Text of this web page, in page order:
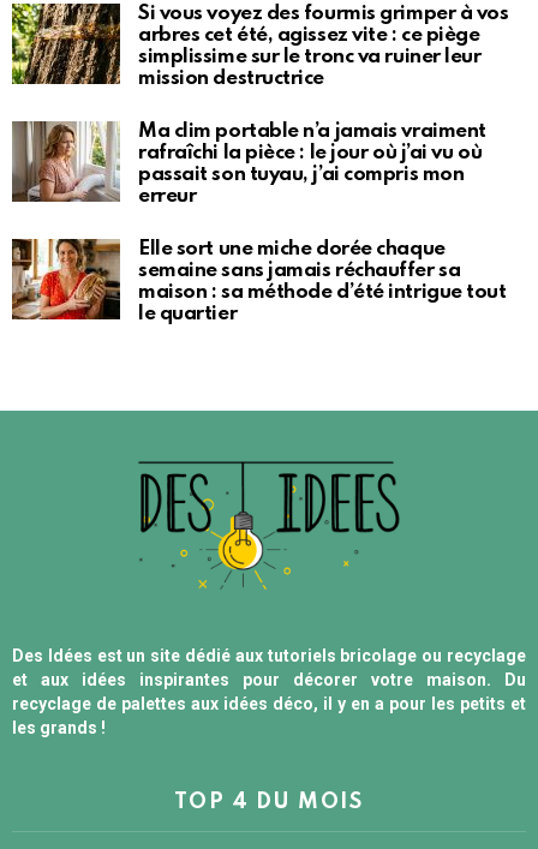
Si vous voyez des fourmis grimper à vos
arbres cet été, agissez vite : ce piège
simplissime sur le tronc va ruiner leur
mission destructrice
Ma clim portable n’a jamais vraiment
rafraîchi la pièce : le jour où j’ai vu où
passait son tuyau, j’ai compris mon
erreur
Elle sort une miche dorée chaque
semaine sans jamais réchauffer sa
maison : sa méthode d’été intrigue tout
le quartier
Des Idées est un site dédié aux tutoriels bricolage ou recyclage
et aux idées inspirantes pour décorer votre maison. Du
recyclage de palettes aux idées déco, il y en a pour les petits et
les grands !
TOP 4 DU MOIS